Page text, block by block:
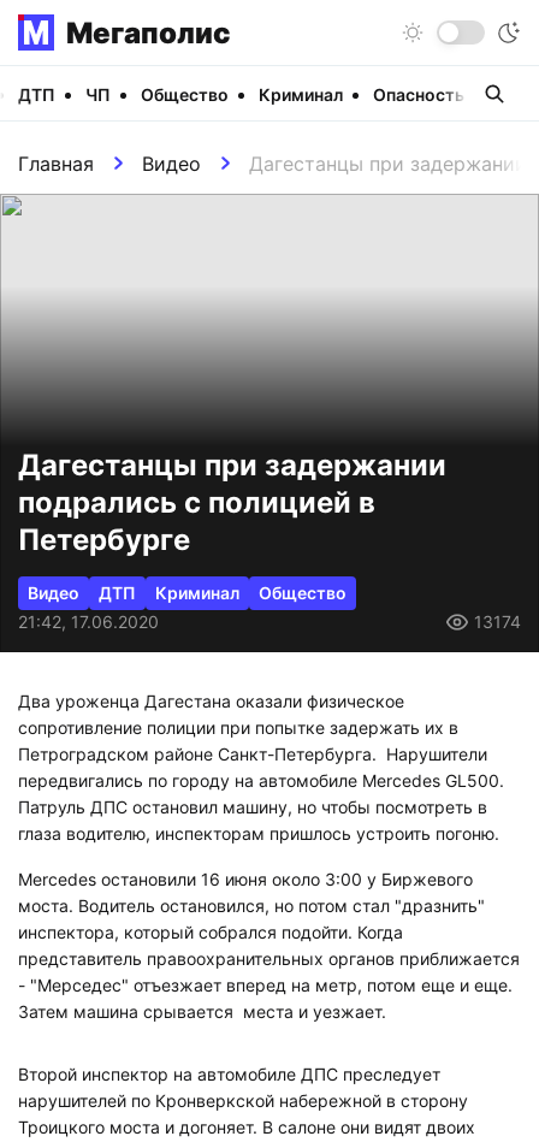
Мегаполис
ДТП ЧП Общество Криминал Опасность
Главная Видео Дагестанцы при задержании
Дагестанцы при задержании
подрались с полицией в
Петербурге
Видео ДТП Криминал
Общество
21:42, 17.06.2020
13174
Два уроженца Дагестана оказали физическое
сопротивление полиции при попытке задержать их в
Петроградском районе Санкт-Петербурга. Нарушители
передвигались по городу на автомобиле Mercedes GL500.
Патруль ДПС остановил машину, но чтобы посмотреть в
глаза водителю, инспекторам пришлось устроить погоню.
Mercedes остановили 16 июня около 3:00 у Биржевого
моста. Водитель остановился, но потом стал "дразнить"
инспектора, который собрался подойти. Когда
представитель правоохранительных органов приближается
- "Мерседес" отъезжает вперед на метр, потом еще и еще.
Затем машина срывается места и уезжает.
Второй инспектор на автомобиле ДПС преследует
нарушителей по Кронверкской набережной в сторону
Троицкого моста и догоняет. В салоне они видят двоих